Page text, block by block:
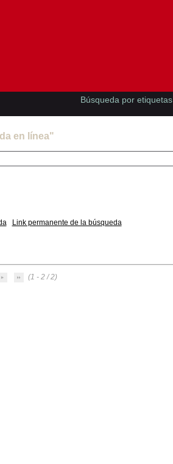
en línea"
Link permanente de la búsqueda
(1 - 2 / 2)
Búsqueda por etiquetas